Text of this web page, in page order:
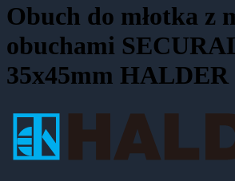
Obuch do młotka z
obuchami
35x45mm HALDER